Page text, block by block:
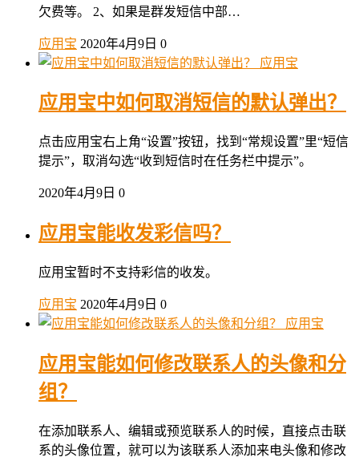
欠费等。 2、如果是群发短信中部…
应用宝 2020年4月9日 0
应用宝
应用宝中如何取消短信的默认弹出？
点击应用宝右上角“设置”按钮，找到“常规设置”里“短信
提示”，取消勾选“收到短信时在任务栏中提示”。
2020年4月9日 0
应用宝能收发彩信吗？
应用宝暂时不支持彩信的收发。
应用宝 2020年4月9日 0
应用宝
应用宝能如何修改联系人的头像和分
组？
在添加联系人、编辑或预览联系人的时候，直接点击联
系的头像位置，就可以为该联系人添加来电头像和修改